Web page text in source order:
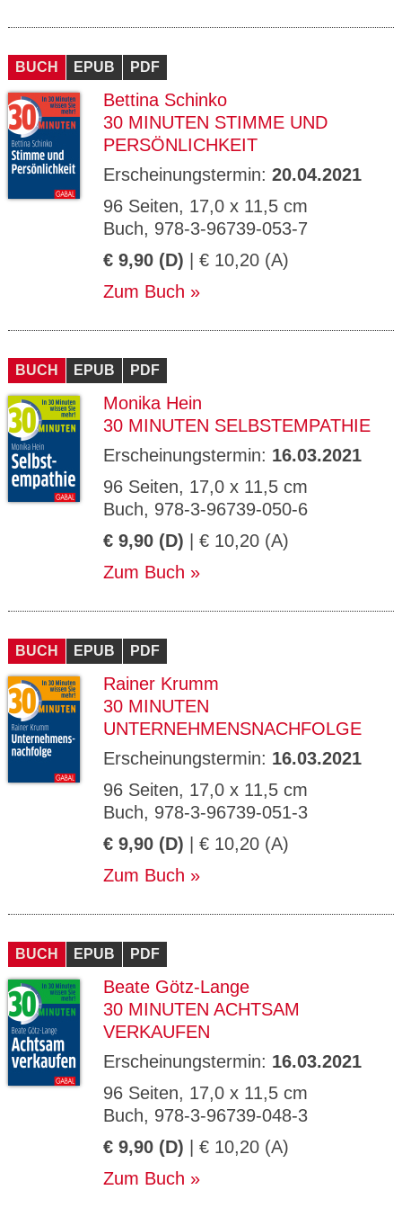
BUCH EPUB PDF
Bettina Schinko
30 MINUTEN STIMME UND
PERSÖNLICHKEIT
Erscheinungstermin: 20.04.2021
96 Seiten, 17,0 x 11,5 cm
Buch, 978-3-96739-053-7
€ 9,90 (D) | € 10,20 (A)
Zum Buch
BUCH EPUB PDF
Monika Hein
30 MINUTEN SELBSTEMPATHIE
Erscheinungstermin: 16.03.2021
96 Seiten, 17,0 x 11,5 cm
Buch, 978-3-96739-050-6
€ 9,90 (D) | € 10,20 (A)
Zum Buch
BUCH EPUB PDF
Rainer Krumm
30 MINUTEN
UNTERNEHMENSNACHFOLGE
Erscheinungstermin: 16.03.2021
96 Seiten, 17,0 x 11,5 cm
Buch, 978-3-96739-051-3
€ 9,90 (D) | € 10,20 (A)
Zum Buch
BUCH EPUB PDF
Beate Götz-Lange
30 MINUTEN ACHTSAM
VERKAUFEN
Erscheinungstermin: 16.03.2021
96 Seiten, 17,0 x 11,5 cm
Buch, 978-3-96739-048-3
€ 9,90 (D) | € 10,20 (A)
Zum Buch